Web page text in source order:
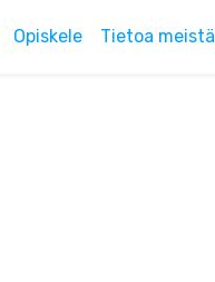
Opiskele Tietoa meistä